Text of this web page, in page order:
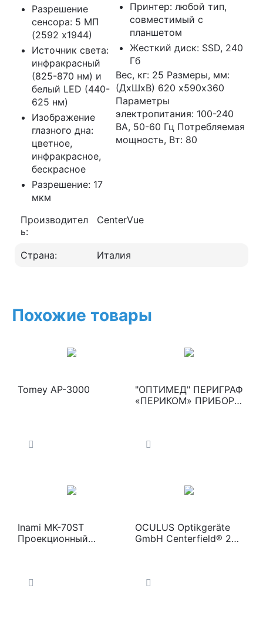
Разрешение
сенсора: 5 МП
(2592 х1944)
Источник света:
инфракрасный
(825-870 нм) и
белый LED (440-
625 нм)
Изображение
глазного дна:
цветное,
инфракрасное,
бескрасное
Разрешение: 17
мкм
Принтер: любой тип,
совместимый с
планшетом
Жесткий диск: SSD, 240
Гб
Вес, кг: 25 Размеры, мм:
(ДхШхВ) 620 х590х360
Параметры
электропитания: 100-240
ВА, 50-60 Гц Потребляемая
мощность, Вт: 80
Производител
ь:
CenterVue
Страна: Италия
Похожие товары
Tomey AP-3000
"ОПТИМЕД" ПЕРИГРАФ
«ПЕРИКОМ» ПРИБОР
«Классика - мини»)
Inami MK-70ST
Проекционный
OCULUS Optikgeräte
GmbH Centerfield® 2